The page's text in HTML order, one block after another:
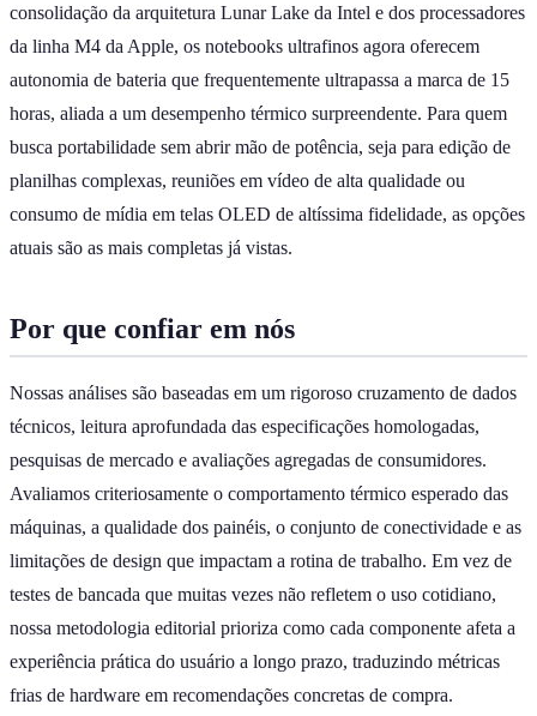
consolidação da arquitetura Lunar Lake da Intel e dos processadores
da linha M4 da Apple, os notebooks ultrafinos agora oferecem
autonomia de bateria que frequentemente ultrapassa a marca de 15
horas, aliada a um desempenho térmico surpreendente. Para quem
busca portabilidade sem abrir mão de potência, seja para edição de
planilhas complexas, reuniões em vídeo de alta qualidade ou
consumo de mídia em telas OLED de altíssima fidelidade, as opções
atuais são as mais completas já vistas.
Por que confiar em nós
Nossas análises são baseadas em um rigoroso cruzamento de dados
técnicos, leitura aprofundada das especificações homologadas,
pesquisas de mercado e avaliações agregadas de consumidores.
Avaliamos criteriosamente o comportamento térmico esperado das
máquinas, a qualidade dos painéis, o conjunto de conectividade e as
limitações de design que impactam a rotina de trabalho. Em vez de
testes de bancada que muitas vezes não refletem o uso cotidiano,
nossa metodologia editorial prioriza como cada componente afeta a
experiência prática do usuário a longo prazo, traduzindo métricas
frias de hardware em recomendações concretas de compra.